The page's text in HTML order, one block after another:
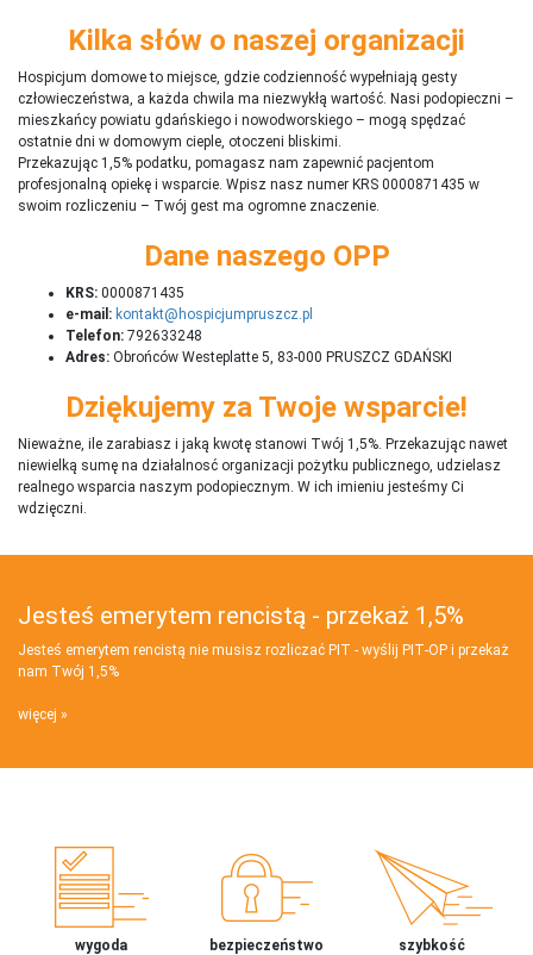
Kilka słów o naszej organizacji
Hospicjum domowe to miejsce, gdzie codzienność wypełniają gesty
człowieczeństwa, a każda chwila ma niezwykłą wartość. Nasi podopieczni –
mieszkańcy powiatu gdańskiego i nowodworskiego – mogą spędzać
ostatnie dni w domowym cieple, otoczeni bliskimi.
Przekazując 1,5% podatku, pomagasz nam zapewnić pacjentom
profesjonalną opiekę i wsparcie. Wpisz nasz numer KRS 0000871435 w
swoim rozliczeniu – Twój gest ma ogromne znaczenie.
Dane naszego OPP
KRS: 0000871435
e-mail: kontakt@hospicjumpruszcz.pl
Telefon: 792633248
Adres: Obrońców Westeplatte 5, 83-000 PRUSZCZ GDAŃSKI
Dziękujemy za Twoje wsparcie!
Nieważne, ile zarabiasz i jaką kwotę stanowi Twój 1,5%. Przekazując nawet
niewielką sumę na działalnosć organizacji pożytku publicznego, udzielasz
realnego wsparcia naszym podopiecznym. W ich imieniu jesteśmy Ci
wdzięczni.
Jesteś emerytem rencistą - przekaż 1,5%
Jesteś emerytem rencistą nie musisz rozliczać PIT - wyślij PIT‑OP i przekaż
nam Twój 1,5%
więcej
wygoda
bezpieczeństwo
szybkość